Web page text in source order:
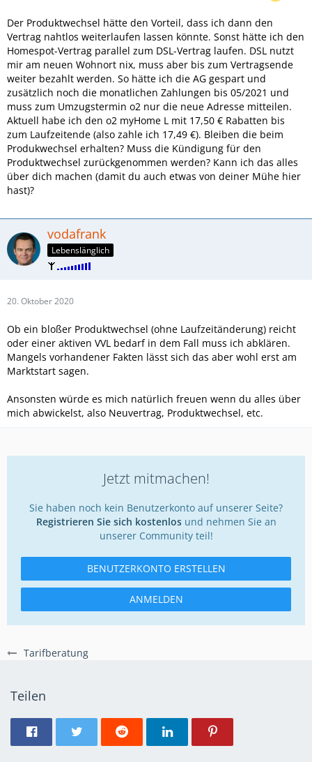
Tarifberatung
Der Produktwechsel hätte den Vorteil, dass ich dann den
Vertrag nahtlos weiterlaufen lassen könnte. Sonst hätte ich den
Homespot-Vertrag parallel zum DSL-Vertrag laufen. DSL nutzt
mir am neuen Wohnort nix, muss aber bis zum Vertragsende
weiter bezahlt werden. So hätte ich die AG gespart und
zusätzlich noch die monatlichen Zahlungen bis 05/2021 und
muss zum Umzugstermin o2 nur die neue Adresse mitteilen.
Aktuell habe ich den o2 myHome L mit 17,50 € Rabatten bis
zum Laufzeitende (also zahle ich 17,49 €). Bleiben die beim
Produkwechsel erhalten? Muss die Kündigung für den
Produktwechsel zurückgenommen werden? Kann ich das alles
über dich machen (damit du auch etwas von deiner Mühe hier
hast)?
vodafrank
Lebenslänglich
20. Oktober 2020
Ob ein bloßer Produktwechsel (ohne Laufzeitänderung) reicht
oder einer aktiven VVL bedarf in dem Fall muss ich abklären.
Mangels vorhandener Fakten lässt sich das aber wohl erst am
Marktstart sagen.
Ansonsten würde es mich natürlich freuen wenn du alles über
mich abwickelst, also Neuvertrag, Produktwechsel, etc.
Jetzt mitmachen!
Sie haben noch kein Benutzerkonto auf unserer Seite?
Registrieren Sie sich kostenlosund nehmen Sie an
unserer Community teil!
BENUTZERKONTO ERSTELLEN
ANMELDEN
Teilen